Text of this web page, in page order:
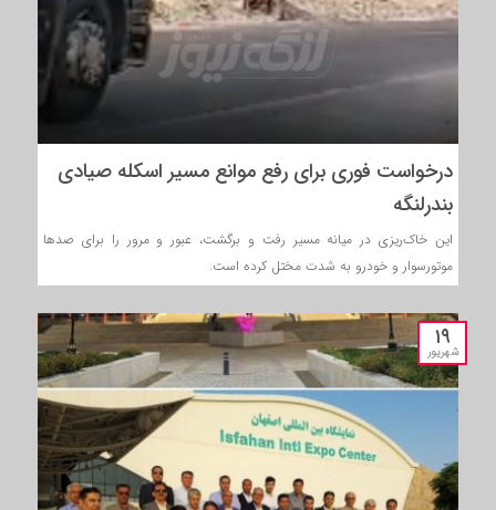
درخواست فوری برای رفع موانع مسیر اسکله صیادی
بندرلنگه
این خاک‌ریزی در میانه مسیر رفت و برگشت، عبور و مرور را برای صدها
موتورسوار و خودرو به شدت مختل کرده است.
۱۹
شهریور